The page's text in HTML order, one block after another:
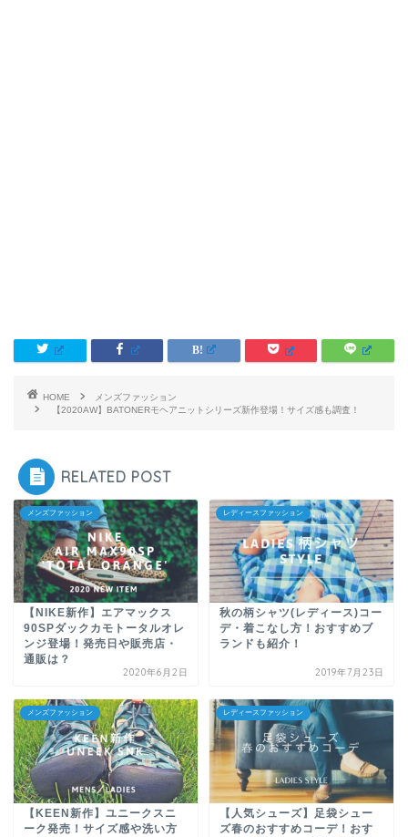
HOME
メンズファッション
【2020AW】BATONERモヘアニットシリーズ新作登場！サイズ感も調査！
RELATED POST
メンズファッション
【NIKE新作】エアマックス
90SPダックカモトータルオレ
ンジ登場！発売日や販売店・
通販は？
2020年6月2日
レディースファッション
秋の柄シャツ(レディース)コー
デ・着こなし方！おすすめブ
ランドも紹介！
2019年7月23日
メンズファッション
【KEEN新作】ユニークスニ
ーク発売！サイズ感や洗い方
レディースファッション
【人気シューズ】足袋シュー
ズ春のおすすめコーデ！おす